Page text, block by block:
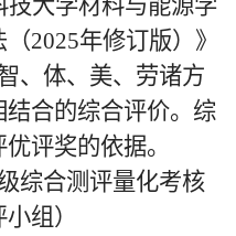
技大学材料与能源学
（2025年修订版）》
、体、美、劳诸方
合的综合评价。综
评奖的依据。
综合测评量化考核
组）